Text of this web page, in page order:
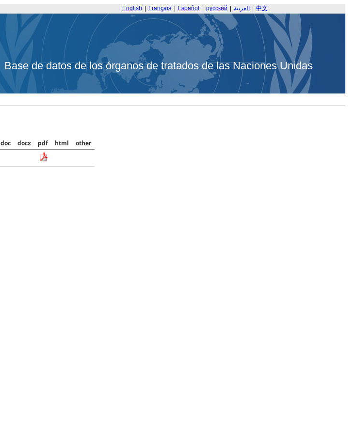
English Français Español русский العربية 中文
Base de datos de los órganos de tratados de las Naciones Unidas
doc docx pdf html
other